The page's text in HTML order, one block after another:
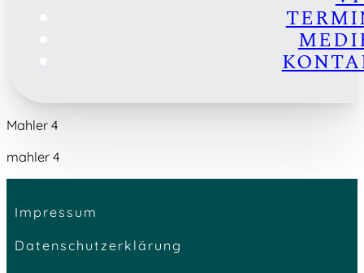
Mahler 4
mahler 4
Impressum
Datenschutzerklärung